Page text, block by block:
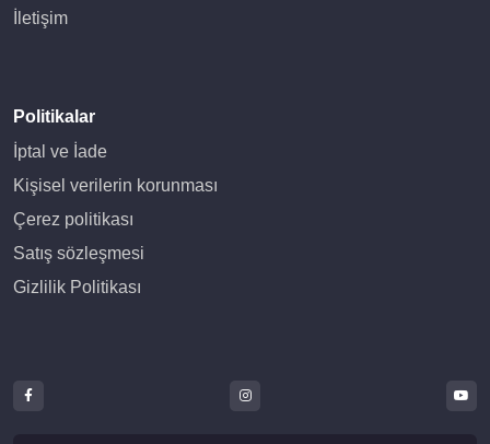
İletişim
Politikalar
İptal ve İade
Kişisel verilerin korunması
Çerez politikası
Satış sözleşmesi
Gizlilik Politikası